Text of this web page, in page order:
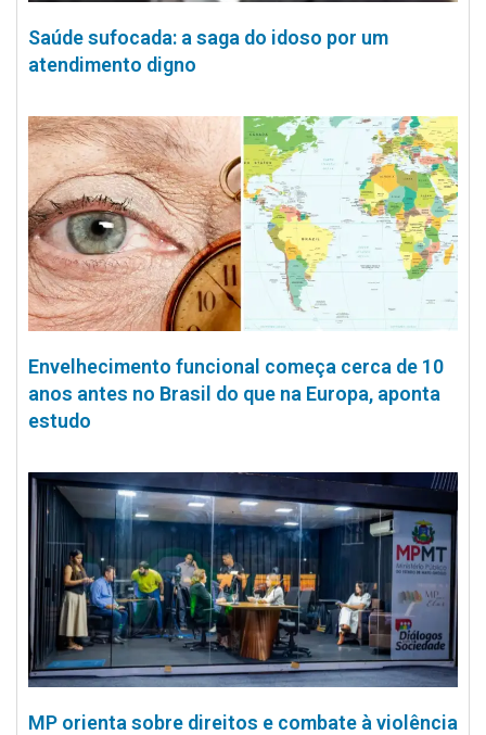
Saúde sufocada: a saga do idoso por um
atendimento digno
Envelhecimento funcional começa cerca de 10
anos antes no Brasil do que na Europa, aponta
estudo
MP orienta sobre direitos e combate à violência